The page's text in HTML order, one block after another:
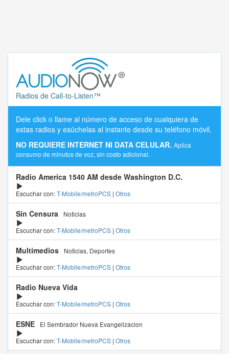
Radios de Call-to-Listen™
Dele click o llame al número de acceso de cualquiera de
estas radios y esúchelas al instante desde su teléfono móvil.
NO REQUIERE INTERNET NI DATA CELULAR. Aplica
consumo de minutos de voz, sin costo adicional.
Radio America 1540 AM desde Washington D.C.
Escuchar con:T-Mobile/metroPCS | Otros
Sin Censura
Noticias
Escuchar con:T-Mobile/metroPCS | Otros
Multimedios
Noticias, Deportes
Escuchar con:T-Mobile/metroPCS | Otros
Radio Nueva Vida
Escuchar con:T-Mobile/metroPCS | Otros
ESNE
El Sembrador Nueva Evangelizacion
Escuchar con:T-Mobile/metroPCS | Otros